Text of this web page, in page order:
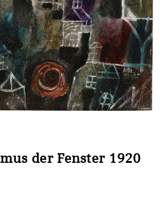
der Fenster 1920